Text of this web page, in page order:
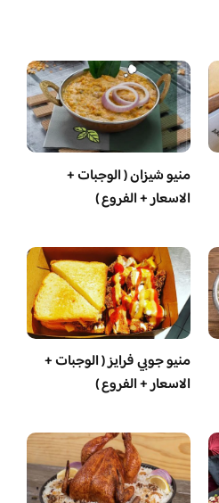
منيو شيزان ( الوجبات +
الاسعار + الفروع )
منيو جوبي فرايز ( الوجبات +
الاسعار + الفروع )